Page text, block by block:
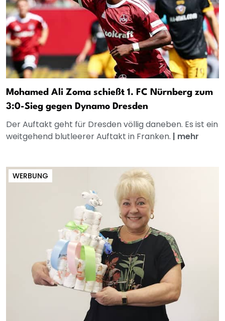
Mohamed Ali Zoma schießt 1. FC Nürnberg zum
3:0-Sieg gegen Dynamo Dresden
Der Auftakt geht für Dresden völlig daneben. Es ist ein
weitgehend blutleerer Auftakt in Franken. | mehr
WERBUNG